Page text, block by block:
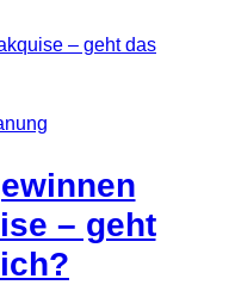
– geht